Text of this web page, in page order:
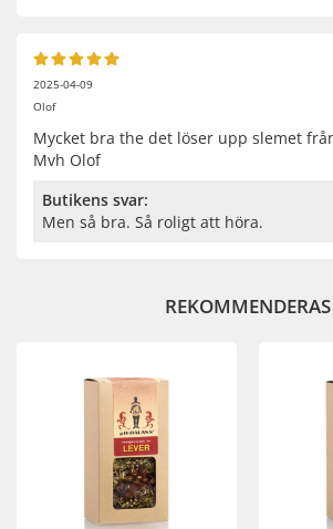
2025-04-09
Olof
Mycket bra the det löser upp slemet
Mvh Olof
Butikens svar:
Men så bra. Så roligt att höra.
REKOMMENDERAS